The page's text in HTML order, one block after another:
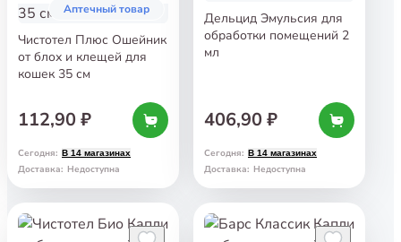
Аптечный товар
Чистотел Плюс Ошейник
от блох и клещей для
кошек 35 см
112,90 ₽
Сегодня: В 14 магазинах
Доставка: Недоступна
Дельцид Эмульсия для
обработки помещений 2
мл
406,90 ₽
Сегодня: В 14 магазинах
Доставка: Недоступна